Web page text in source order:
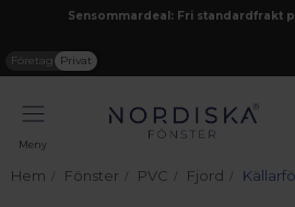
Sensommardeal: Fri standardfrakt
Företag Privat
Meny
Hem Fönster PVC Fjord